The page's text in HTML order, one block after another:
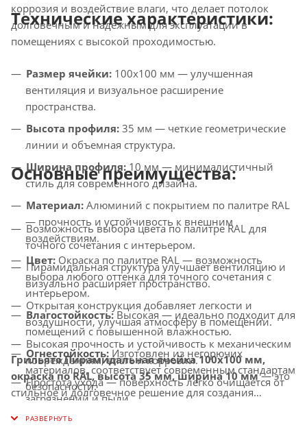
коррозия и воздействие влаги, что делает потолок
долговечным и надежным для эксплуатации в
помещениях с высокой проходимостью.
Технические характеристики:
Размер ячейки: 100х100 мм — улучшенная
вентиляция и визуальное расширение
пространства.
Высота профиля: 35 мм — четкие геометрические
линии и объемная структура.
Ширина профиля: 10 мм — минималистичный
стиль для современного дизайна.
Материал: Алюминий с покрытием по палитре RAL
— прочность и устойчивость к внешним
воздействиям.
Цвет: Окраска по палитре RAL — возможность
выбора любого оттенка для точного сочетания с
интерьером.
Влагостойкость:Высокая — идеально подходит для
помещений с повышенной влажностью.
Огнестойкость: Изготовлен из негорючих
материалов, соответствует современным стандартам
безопасности.
интегрируется с LED-светильниками и другими
Основные преимущества:
Возможность выбора цвета по палитре RAL для
точного сочетания с интерьером.
Пирамидальная структура улучшает вентиляцию и
визуально расширяет пространство.
Открытая конструкция добавляет легкости и
воздушности, улучшая атмосферу в помещении.
Высокая прочность и устойчивость к механическим
повреждениям, влаге и коррозии.
Простота ухода — поверхность легко очищается от
загрязнений и пыли.
Универсальное применение — идеально подходит
Грильято Пирамидальная ячейка 100х100 мм,
окраска по RAL, высота 35 мм, ширина 10 мм— это
стильное и долговечное решение для создания
вашему интерьеру современный и индивидуальный